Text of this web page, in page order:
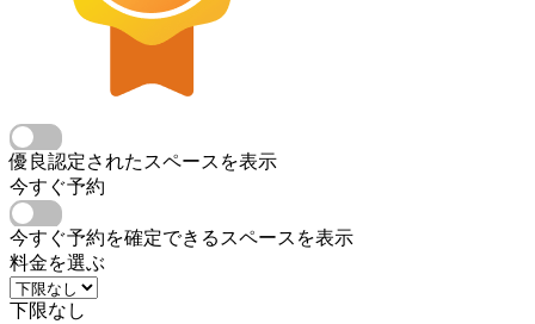
優良認定されたスペースを表示
今すぐ予約
今すぐ予約を確定できるスペースを表示
料金を選ぶ
下限なし